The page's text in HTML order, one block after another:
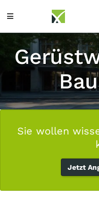
Sie wollen
Jetzt